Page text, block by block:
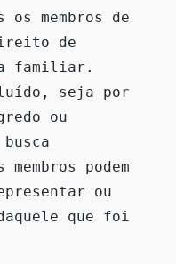
os membros de
de
familiar.
seja por
ou
podem
ou
que foi